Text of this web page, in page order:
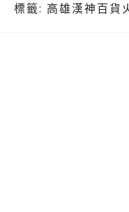
標籤: 高雄漢神百貨